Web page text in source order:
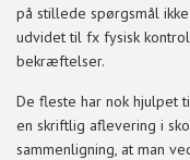
på stillede spørgsmål
udvidet til fx fysisk
bekræftelser.
De fleste har nok hjulpet
en skriftlig aflevering i
sammenligning, at man